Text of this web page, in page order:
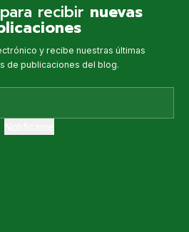
recibir nuevas
y recibe nuestras últimas
de publicaciones del blog.